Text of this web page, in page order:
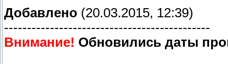
Добавлено (20.03.2015, 12:39)
---------------------------------------------
Внимание! Обновились даты